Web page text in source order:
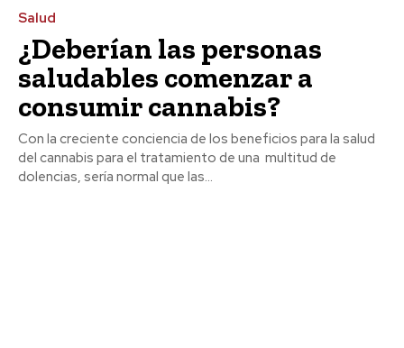
Salud
¿Deberían las personas
saludables comenzar a
consumir cannabis?
Con la creciente conciencia de los beneficios para la salud
del cannabis para el tratamiento de una multitud de
dolencias, sería normal que las...